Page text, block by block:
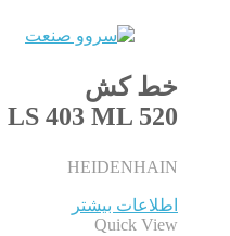
خط کش
LS 403 ML 520
HEIDENHAIN
اطلاعات بیشتر
Quick View